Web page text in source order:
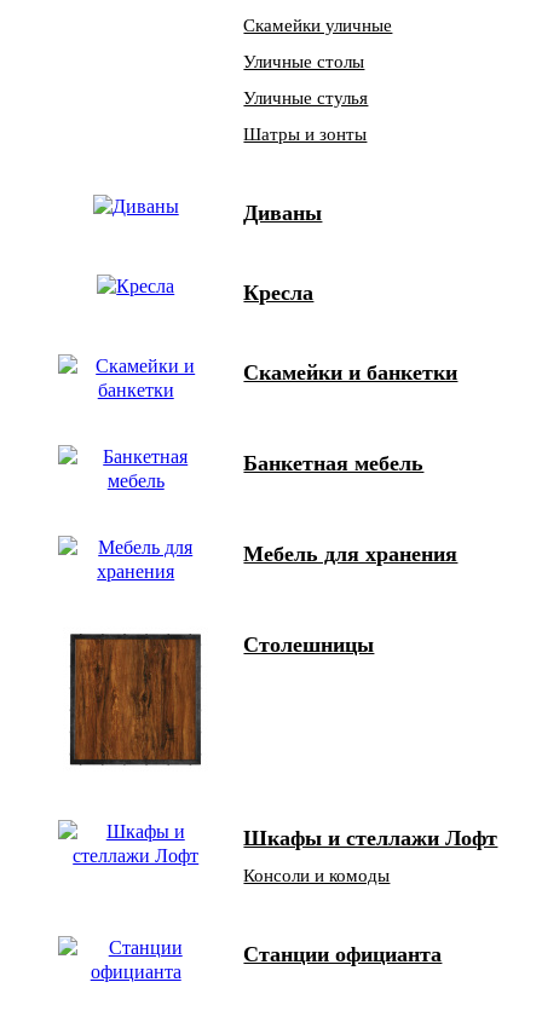
Скамейки уличные
Уличные столы
Уличные стулья
Шатры и зонты
Диваны
Кресла
Скамейки и банкетки
Банкетная мебель
Мебель для хранения
Столешницы
Шкафы и стеллажи Лофт
Консоли и комоды
Станции официанта